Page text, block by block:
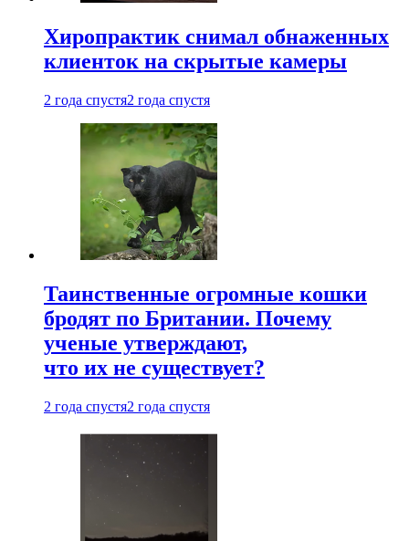
Хиропрактик снимал обнаженных
клиенток на скрытые камеры
2 года спустя2 года спустя
Таинственные огромные кошки
бродят по Британии. Почему
ученые утверждают,
что их не существует?
2 года спустя2 года спустя